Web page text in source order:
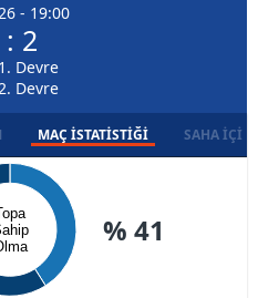
- 19:00
2
Devre
Devre
MAÇ İSTATISTIĞI SAHA İÇI
% 41